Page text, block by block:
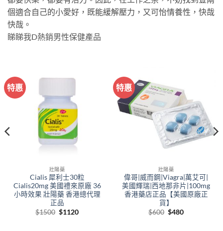
個適合自己的小愛好，既能緩解壓力，又可怡情養性，快哉
快哉。
睇睇我D熱銷男性保健產品
特惠
壯陽藥
Cialis 犀利士30粒
Cialis20mg 美國禮來原廠 36
小時效果 壯陽藥 香港總代理
正品
$1500 Original
$1120Current
特惠
壯陽藥
偉哥|威而鋼|Viagra|萬艾可|
美國輝瑞|西地那非片|100mg
香港藥店正品【美國原廠正
貨】
$600 Original
$480Current